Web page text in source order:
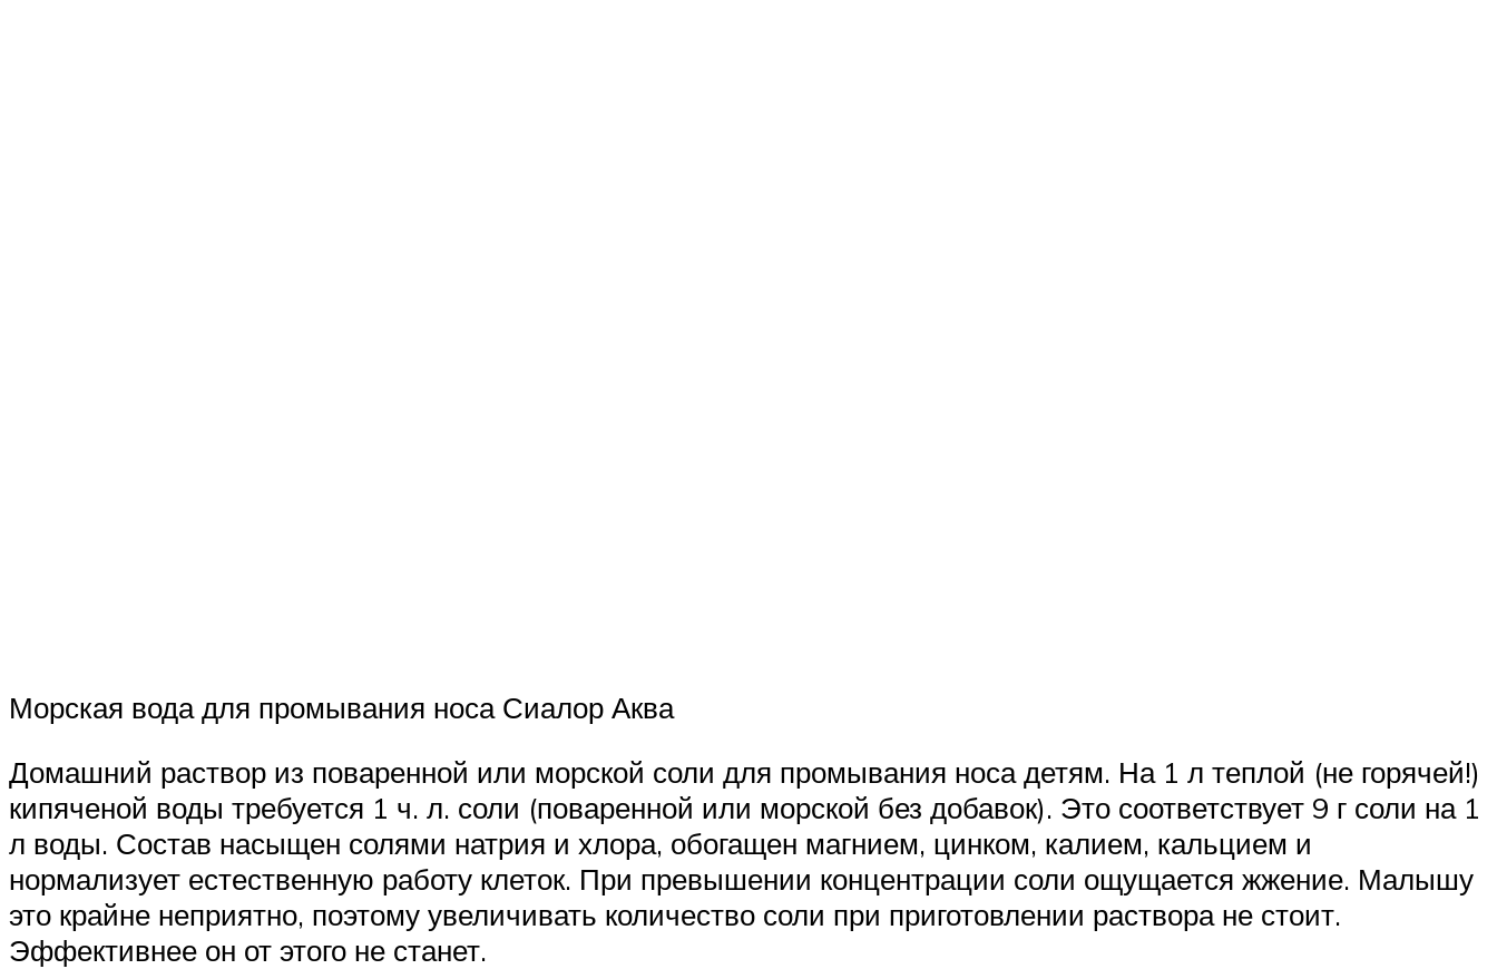
Морская вода для промывания носа Сиалор Аква
Домашний раствор из поваренной или морской соли для промывания носа детям. На 1 л теплой (не горячей!)
кипяченой воды требуется 1 ч. л. соли (поваренной или морской без добавок). Это соответствует 9 г соли на 1
л воды. Состав насыщен солями натрия и хлора, обогащен магнием, цинком, калием, кальцием и
нормализует естественную работу клеток. При превышении концентрации соли ощущается жжение. Малышу
это крайне неприятно, поэтому увеличивать количество соли при приготовлении раствора не стоит.
Эффективнее он от этого не станет.